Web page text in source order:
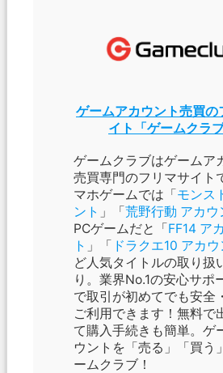
ゲームアカウント売買の
イト「ゲームクラブ
ゲームクラブはゲームア
売買専門のフリマサイト
マホゲームでは「モンス
ント 」「荒野行動 アカウ
PCゲームだと「FF14 ア
ト 」「 ドラクエ10 アカウ
ど人気タイトルの取り扱
り。業界No.1の安心サポ
で取引が初めてでも安全
ご利用できます！無料で
て購入手続きも簡単。ゲ
ウントを「売る」「買う
ームクラブ！